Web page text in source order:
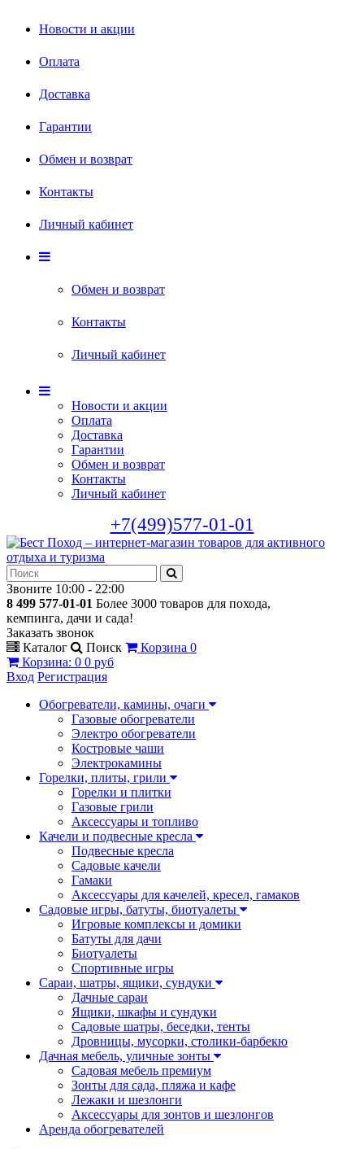
Новости и акции
Оплата
Доставка
Гарантии
Обмен и возврат
Контакты
Личный кабинет
Обмен и возврат
Контакты
Личный кабинет
Новости и акции
Оплата
Доставка
Гарантии
Обмен и возврат
Контакты
Личный кабинет
+7(499)577-01-01
Звоните 10:00 - 22:00
8 499 577-01-01 Более 3000 товаров для похода,
кемпинга, дачи и сада!
Заказать звонок
Каталог
Поиск Корзина 0
Корзина: 0 0 руб
Вход Регистрация
Обогреватели, камины, очаги
Газовые обогреватели
Электро обогреватели
Костровые чаши
Электрокамины
Горелки, плиты, грили
Горелки и плитки
Газовые грили
Аксессуары и топливо
Качели и подвесные кресла
Подвесные кресла
Садовые качели
Гамаки
Аксессуары для качелей, кресел, гамаков
Садовые игры, батуты, биотуалеты
Игровые комплексы и домики
Батуты для дачи
Биотуалеты
Спортивные игры
Сараи, шатры, ящики, сундуки
Дачные сараи
Ящики, шкафы и сундуки
Садовые шатры, беседки, тенты
Дровницы, мусорки, столики-барбекю
Дачная мебель, уличные зонты
Садовая мебель премиум
Зонты для сада, пляжа и кафе
Лежаки и шезлонги
Аксессуары для зонтов и шезлонгов
Аренда обогревателей